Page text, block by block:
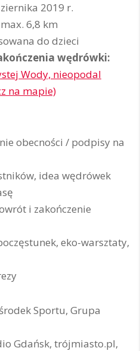
2019 r.
max. 6,8 km
do dzieci
wędrówki:
Wody, nieopodal
na mapie)
obecności / podpisy na
idea wędrówek
i zakończenie
eko-warsztaty,
Sportu, Grupa
Gdańsk, trójmiasto.pl,